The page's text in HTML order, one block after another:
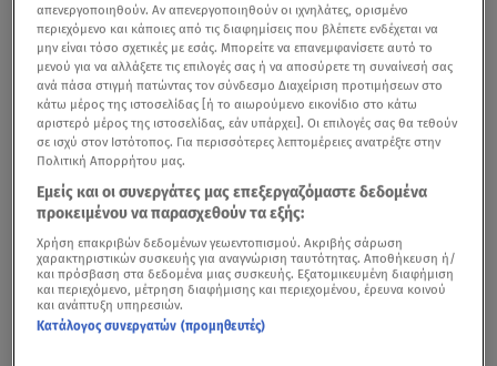
απενεργοποιηθούν. Αν απενεργοποιηθούν οι ιχνηλάτες, ορισμένο
περιεχόμενο και κάποιες από τις διαφημίσεις που βλέπετε ενδέχεται να
μην είναι τόσο σχετικές με εσάς. Μπορείτε να επανεμφανίσετε αυτό το
μενού για να αλλάξετε τις επιλογές σας ή να αποσύρετε τη συναίνεσή σας
ανά πάσα στιγμή πατώντας τον σύνδεσμο Διαχείριση προτιμήσεων στο
κάτω μέρος της ιστοσελίδας [ή το αιωρούμενο εικονίδιο στο κάτω
αριστερό μέρος της ιστοσελίδας, εάν υπάρχει]. Οι επιλογές σας θα τεθούν
σε ισχύ στον Ιστότοπος. Για περισσότερες λεπτομέρειες ανατρέξτε στην
Πολιτική Απορρήτου μας.
Εμείς και οι συνεργάτες μας επεξεργαζόμαστε δεδομένα
προκειμένου να παρασχεθούν τα εξής:
Χρήση επακριβών δεδομένων γεωεντοπισμού. Ακριβής σάρωση
χαρακτηριστικών συσκευής για αναγνώριση ταυτότητας. Αποθήκευση ή/
και πρόσβαση στα δεδομένα μιας συσκευής. Εξατομικευμένη διαφήμιση
και περιεχόμενο, μέτρηση διαφήμισης και περιεχομένου, έρευνα κοινού
και ανάπτυξη υπηρεσιών.
Κατάλογος συνεργατών (προμηθευτές)